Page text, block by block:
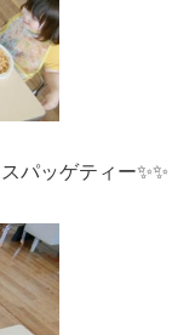
パッゲティー✨✨